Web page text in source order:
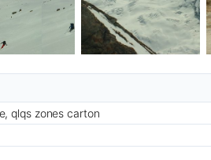
qlqs zones carton